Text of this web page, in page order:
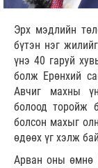
Эрх мэдлийн
бүтэн нэг
үнэ 40 гаруй
болж Ерөнхий
Авчиг махны
болоод торойж
болсон махыг
өдөөх үг хэлж
Арван оны өмнө